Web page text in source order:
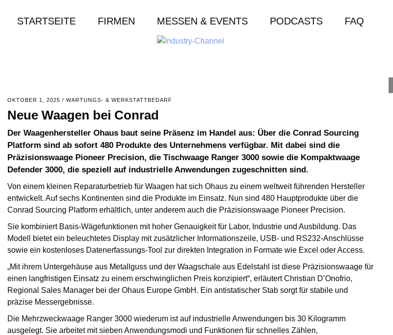
STARTSEITE FIRMEN MESSEN & EVENTS PODCASTS FAQ
OKTOBER 1, 2025 / WARTUNGS- & WERKSTATTBEDARF
Neue Waagen bei Conrad
Der Waagenhersteller Ohaus baut seine Präsenz im Handel aus: Über die Conrad Sourcing
Platform sind ab sofort 480 Produkte des Unternehmens verfügbar. Mit dabei sind die
Präzisionswaage Pioneer Precision, die Tischwaage Ranger 3000 sowie die Kompaktwaage
Defender 3000, die speziell auf industrielle Anwendungen zugeschnitten sind.
Von einem kleinen Reparaturbetrieb für Waagen hat sich Ohaus zu einem weltweit führenden Hersteller
entwickelt. Auf sechs Kontinenten sind die Produkte im Einsatz. Nun sind 480 Hauptprodukte über die
Conrad Sourcing Platform erhältlich, unter anderem auch die Präzisionswaage Pioneer Precision.
Sie kombiniert Basis-Wägefunktionen mit hoher Genauigkeit für Labor, Industrie und Ausbildung. Das
Modell bietet ein beleuchtetes Display mit zusätzlicher Informationszeile, USB- und RS232-Anschlüsse
sowie ein kostenloses Datenerfassungs-Tool zur direkten Integration in Formate wie Excel oder Access.
„Mit ihrem Untergehäuse aus Metallguss und der Waagschale aus Edelstahl ist diese Präzisionswaage für
einen langfristigen Einsatz zu einem erschwinglichen Preis konzipiert“, erläutert Christian D’Onofrio,
Regional Sales Manager bei der Ohaus Europe GmbH. Ein antistatischer Stab sorgt für stabile und
präzise Messergebnisse.
Die Mehrzweckwaage Ranger 3000 wiederum ist auf industrielle Anwendungen bis 30 Kilogramm
ausgelegt. Sie arbeitet mit sieben Anwendungsmodi und Funktionen für schnelles Zählen,